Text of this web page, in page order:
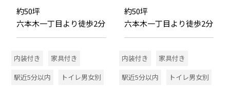
約50坪
六本木一丁目より徒歩2分
内装付き
家具付き
駅近5分以内
トイレ男女別
約50坪
六本木一丁目より徒歩2分
内装付き
家具付き
駅近5分以内
トイレ男女別